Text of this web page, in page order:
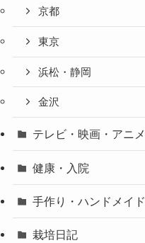
京都
東京
浜松・静岡
金沢
テレビ・映画・アニメ
健康・入院
手作り・ハンドメイド
栽培日記